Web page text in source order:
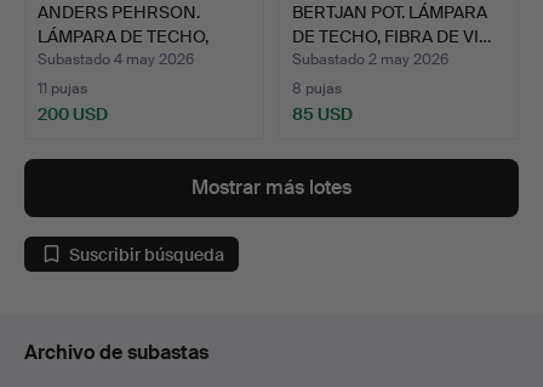
ANDERS PEHRSON.
LÁMPARA DE TECHO,
"BUMLING…
Subastado 4 may 2026
11 pujas
200 USD
BERTJAN POT. LÁMPARA
DE TECHO, FIBRA DE VI…
Subastado 2 may 2026
8 pujas
85 USD
Mostrar más lotes
Suscribir búsqueda
Archivo de subastas